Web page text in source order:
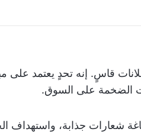
قاسٍ. إنه تحدٍ يعتمد على
الضخمة على السوق.
شعارات جذابة، واستهداف